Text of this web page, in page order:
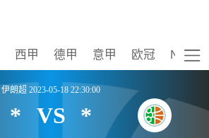
西甲 德甲 意甲 欧冠 NBA
伊朗超 2023-05-18 22:30:00
* VS *